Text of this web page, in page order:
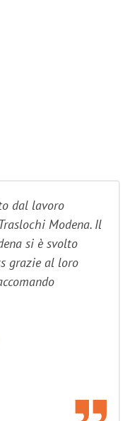
dal lavoro
Modena. Il
si è svolto
grazie al loro